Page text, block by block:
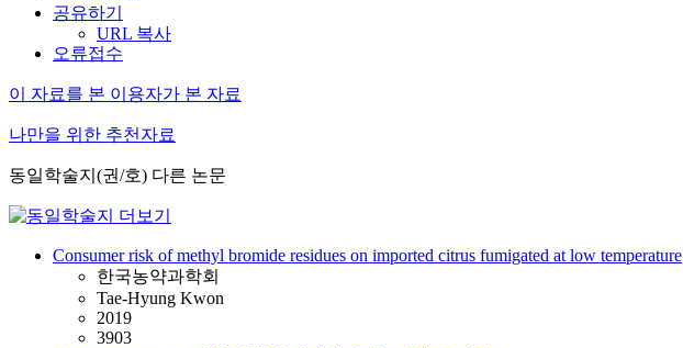
공유하기
URL 복사
오류접수
이 자료를 본 이용자가 본 자료
나만을 위한 추천자료
동일학술지(권/호) 다른 논문
Consumer risk of methyl bromide residues on imported citrus fumigated at low temperature
한국농약과학회
Tae-Hyung Kwon
2019
3903